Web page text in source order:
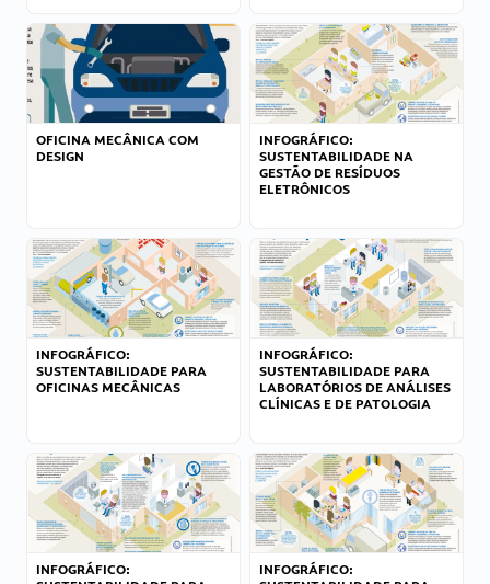
OFICINA MECÂNICA COM
DESIGN
INFOGRÁFICO:
SUSTENTABILIDADE NA
GESTÃO DE RESÍDUOS
ELETRÔNICOS
INFOGRÁFICO:
SUSTENTABILIDADE PARA
OFICINAS MECÂNICAS
INFOGRÁFICO:
SUSTENTABILIDADE PARA
LABORATÓRIOS DE ANÁLISES
CLÍNICAS E DE PATOLOGIA
INFOGRÁFICO:
INFOGRÁFICO: